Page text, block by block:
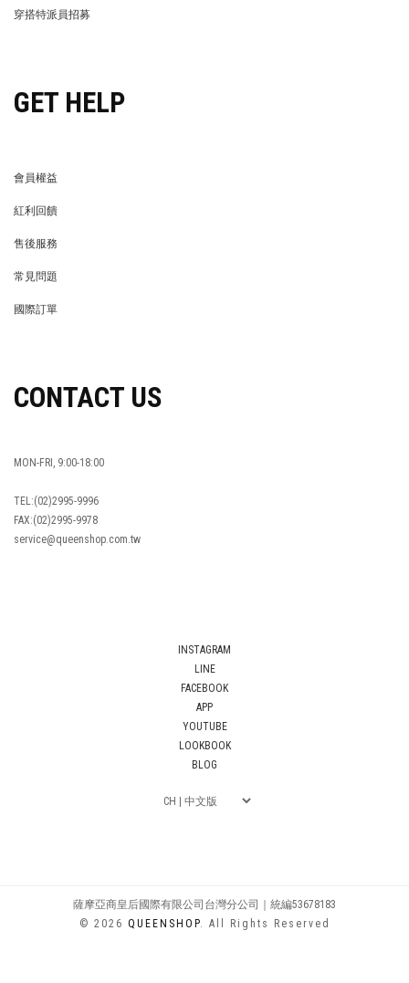
穿搭特派員招募
GET HELP
會員權益
紅利回饋
售後服務
常見問題
國際訂單
CONTACT US
MON-FRI, 9:00-18:00
TEL:(02)2995-9996
FAX:(02)2995-9978
service@queenshop.com.tw
INSTAGRAM
LINE
FACEBOOK
APP
YOUTUBE
LOOKBOOK
BLOG
薩摩亞商皇后國際有限公司台灣分公司｜統編53678183
© 2026 QUEENSHOP. All Rights Reserved